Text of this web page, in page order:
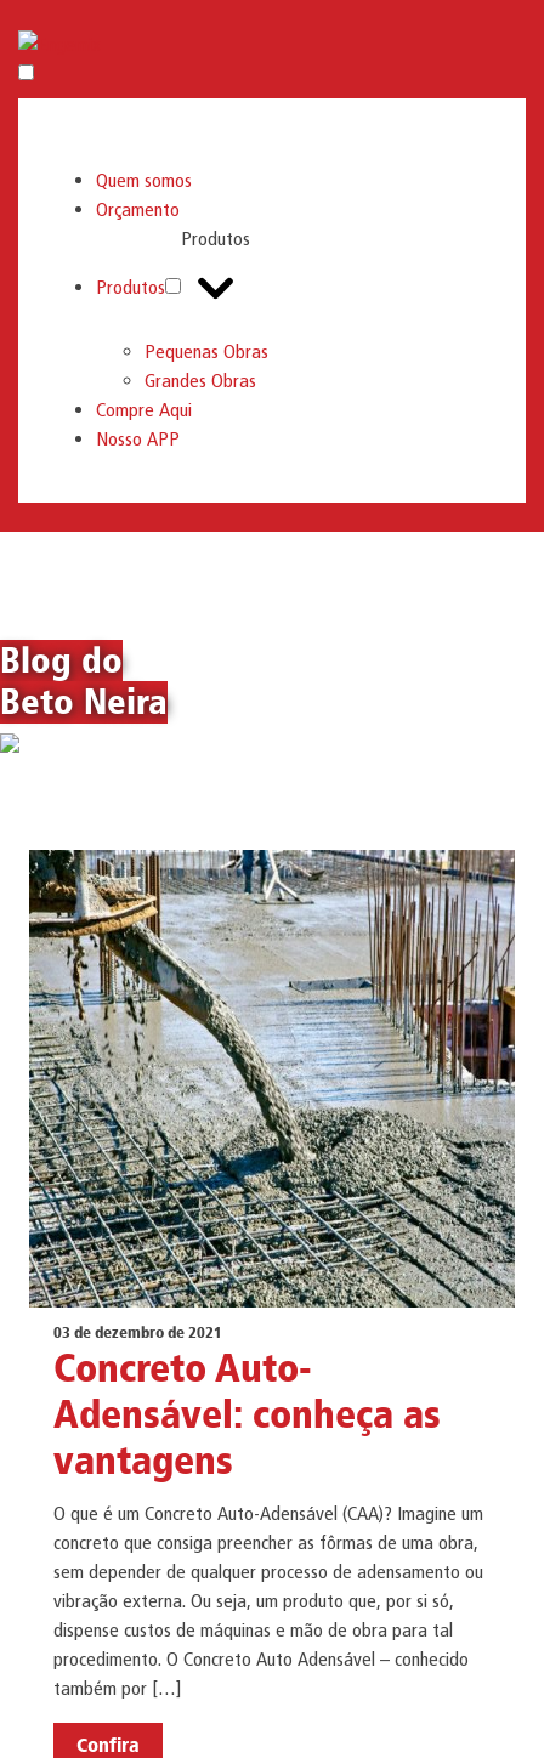
Engemix
Quem somos
Orçamento
Produtos
Produtos
Pequenas Obras
Grandes Obras
Compre Aqui
Nosso APP
Blog do
Beto Neira
03 de dezembro de 2021
Concreto Auto-
Adensável: conheça as
vantagens
O que é um Concreto Auto-Adensável (CAA)? Imagine um
concreto que consiga preencher as fôrmas de uma obra,
sem depender de qualquer processo de adensamento ou
vibração externa. Ou seja, um produto que, por si só,
dispense custos de máquinas e mão de obra para tal
procedimento. O Concreto Auto Adensável – conhecido
também por […]
Confira